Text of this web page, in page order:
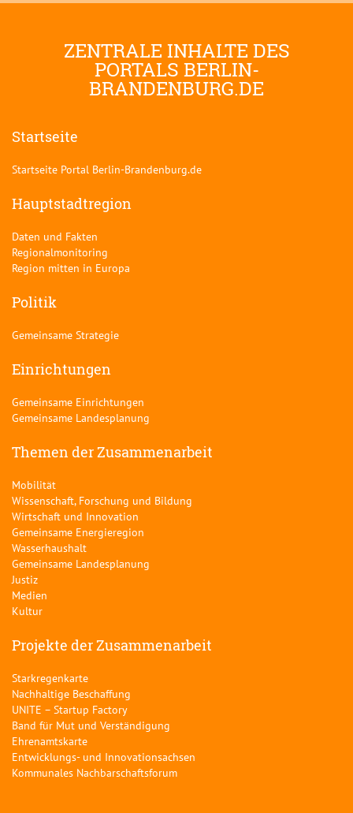
ZENTRALE INHALTE DES
PORTALS BERLIN-
BRANDENBURG.DE
Startseite
Startseite Portal Berlin-Brandenburg.de
Hauptstadtregion
Daten und Fakten
Regionalmonitoring
Region mitten in Europa
Politik
Gemeinsame Strategie
Einrichtungen
Gemeinsame Einrichtungen
Gemeinsame Landesplanung
Themen der Zusammenarbeit
Mobilität
Wissenschaft, Forschung und Bildung
Wirtschaft und Innovation
Gemeinsame Energieregion
Wasserhaushalt
Gemeinsame Landesplanung
Justiz
Medien
Kultur
Projekte der Zusammenarbeit
Starkregenkarte
Nachhaltige Beschaffung
UNITE – Startup Factory
Band für Mut und Verständigung
Ehrenamtskarte
Entwicklungs- und Innovationsachsen
Kommunales Nachbarschaftsforum